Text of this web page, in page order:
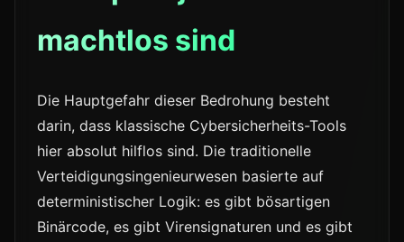
machtlos sind
Die Hauptgefahr dieser Bedrohung besteht
darin, dass klassische Cybersicherheits-Tools
hier absolut hilflos sind. Die traditionelle
Verteidigungsingenieurwesen basierte auf
deterministischer Logik: es gibt bösartigen
Binärcode, es gibt Virensignaturen und es gibt